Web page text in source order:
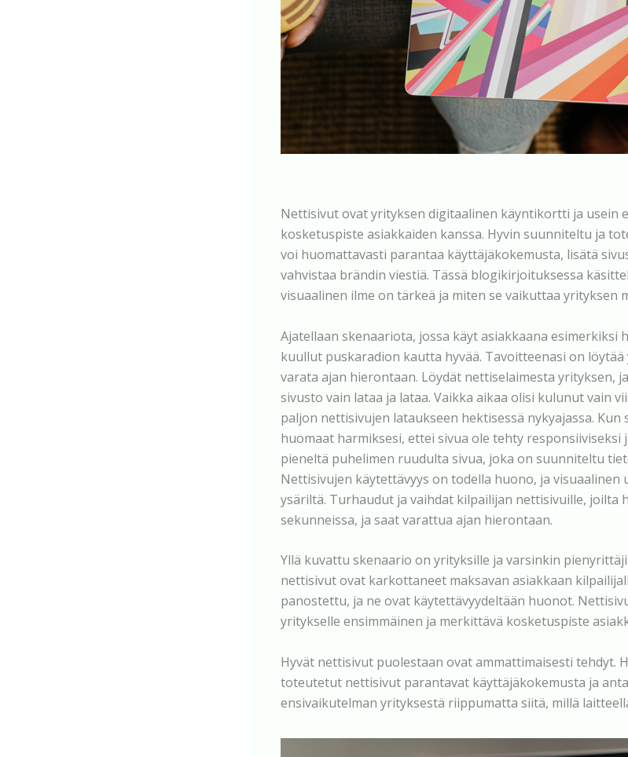
Nettisivut ovat yrityksen digitaalinen käyntikortti ja usein
kosketuspiste asiakkaiden kanssa. Hyvin suunniteltu ja
voi huomattavasti parantaa käyttäjäkokemusta, lisätä
vahvistaa brändin viestiä. Tässä blogikirjoituksessa
visuaalinen ilme on tärkeä ja miten se vaikuttaa yrityksen
Ajatellaan skenaariota, jossa käyt asiakkaana esimerkiksi
kuullut puskaradion kautta hyvää. Tavoitteenasi on
varata ajan hierontaan. Löydät nettiselaimesta yrityksen,
sivusto vain lataa ja lataa. Vaikka aikaa olisi kulunut vain
paljon nettisivujen lataukseen hektisessä nykyajassa. Kun
huomaat harmiksesi, ettei sivua ole tehty
pieneltä puhelimen ruudulta sivua, joka on suunniteltu
Nettisivujen käytettävyys on todella huono, ja visuaalinen
ysäriltä. Turhaudut ja vaihdat kilpailijan nettisivuille, joilta
sekunneissa, ja saat varattua ajan hierontaan.
Yllä kuvattu skenaario on yrityksille ja varsinkin
nettisivut ovat karkottaneet maksavan asiakkaan
panostettu, ja ne ovat käytettävyydeltään huonot.
yritykselle ensimmäinen ja merkittävä kosketuspiste
Hyvät nettisivut puolestaan ovat ammattimaisesti tehdyt.
toteutetut nettisivut parantavat käyttäjäkokemusta ja
ensivaikutelman yrityksestä riippumatta siitä, millä